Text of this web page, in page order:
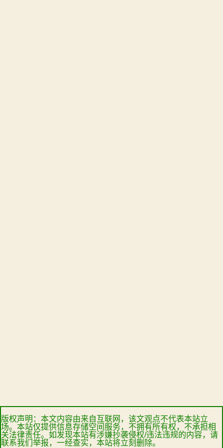
版权声明：本文内容由来自互联网，该文观点不代表本站立
场。本站仅提供信息存储空间服务，不拥有所有权，不承担相
关法律责任。如发现本站有涉嫌抄袭侵权/违法违规的内容，请
联系我们举报，一经查实，本站将立刻删除。